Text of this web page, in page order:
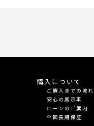
購入について
ご購入までの流れ
安心の展示車
ローンのご案内
全国長期保証